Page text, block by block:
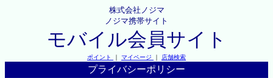
株式会社ノジマ
ノジマ携帯サイト
モバイル会員サイト
ポイント ｜ マイページ ｜ 店舗検索
プライバシーポリシー